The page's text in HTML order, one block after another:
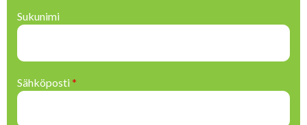
Sukunimi
Sähköposti*